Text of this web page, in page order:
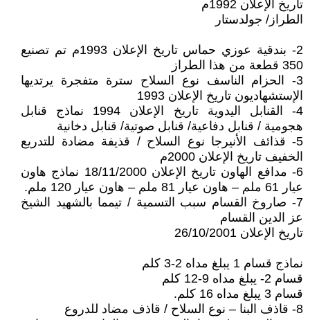
تاريخ الإعلان 1992م
الطراز/ جولدستار
2- بندقية عوزي حماس تاريخ الإعلان 1993م تم تصنيع
350 قطعة من هذا الطراز
3- الحزام الناسف نوع السلاح سترة متفجرة يرتديها
الإستشهاديون تاريخ الإعلان 1993
4- القنابل اليدوية تاريخ الإعلان 1994 نماذج قنابل
هجومية / قنابل دفاعية/ قنابل صوتية/ قنابل دخانية
5- قذائف الأنيرجا نوع السلاح / قذيفة مضادة للتدريع
الخفيف تاريخ الإعلان 2000م
6- مدافع الهاون تاريخ الإعلان 18/11/2000 نماذج هاون
عيار 61 ملم – هاون عيار 81 ملم – هاون عيار 120 ملم.
7- صاروخ القسام سبب التسمية / تيمما بالشهيد الشيخ
عز الدين القسام
تاريخ الإعلان 26/10/2001
نماذج قسام 1 يبلغ مداه 2-3 كلم
قسام 2- يبلغ مداه 9-12 كلم
قسام 3 يبلغ مداه 16 كلم.
8- قاذف البنا – نوع السلاح / قاذف مضاد للدروع